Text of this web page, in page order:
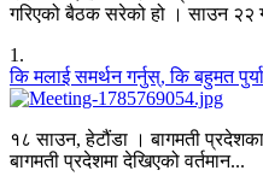
गरिएको बैठक सरेको हो । साउन २२
1 .
कि मलाई समर्थन गर्नुस्, कि बहुमत
१८ साउन, हेटौंडा । बागमती प्रदेशका
बागमती प्रदेशमा देखिएको वर्तमान...